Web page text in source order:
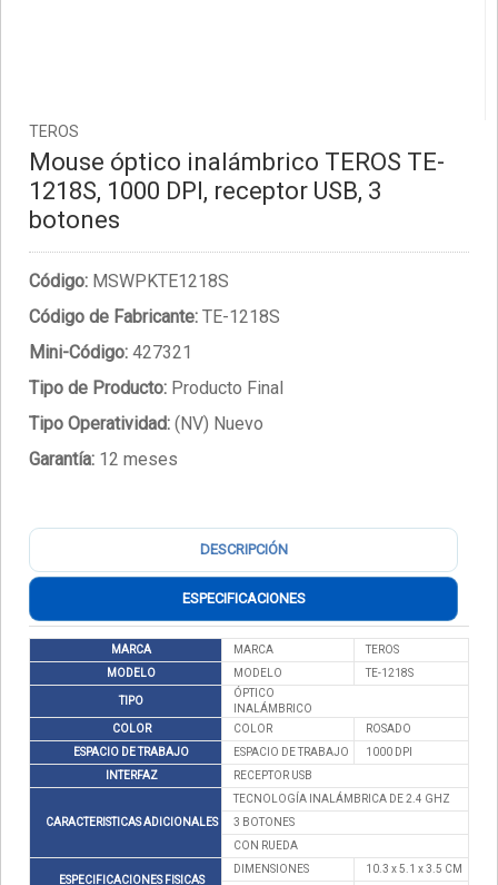
TEROS
Mouse óptico inalámbrico TEROS TE-
1218S, 1000 DPI, receptor USB, 3
botones
Código: MSWPKTE1218S
Código de Fabricante: TE-1218S
Mini-Código: 427321
Tipo de Producto: Producto Final
Tipo Operatividad: (NV) Nuevo
Garantía: 12 meses
DESCRIPCIÓN
ESPECIFICACIONES
MARCA MARCA
TEROS
MODELO
MODELO TE-1218S
TIPO
ÓPTICO
INALÁMBRICO
COLOR
COLOR
ROSADO
ESPACIO DE TRABAJO
ESPACIO DE TRABAJO
1000 DPI
INTERFAZ
RECEPTOR USB
CARACTERISTICAS ADICIONALES
TECNOLOGÍA INALÁMBRICA DE 2.4 GHZ
3 BOTONES
CON RUEDA
ESPECIFICACIONES FISICAS
DIMENSIONES
10.3 x 5.1 x 3.5 CM